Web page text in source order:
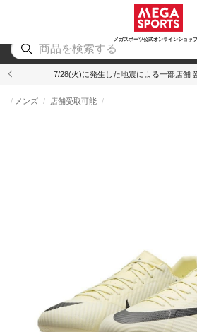
メガスポーツ公式オンラインショッ
アウトドア
7/28(火)に発生した地震による一部店舗
メンズ 店舗受取可能